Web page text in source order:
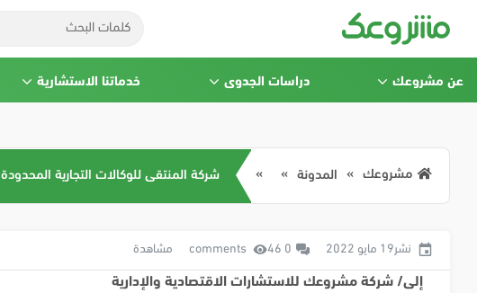
عن مشروعك دراسات الجدوى خدماتنا الاستشارية
مشروعك المدونة شركة المنتقى للوكالات التجارية المحدودة
نشر19 مايو 2022 0 comments 46 مشاهدة
إلى/ شركة مشروعك للاستشارات الاقتصادية والإدارية